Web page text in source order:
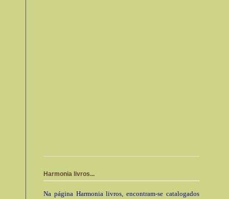
Harmonia livros...
Na página Harmonia livros, encontram-se catalogados